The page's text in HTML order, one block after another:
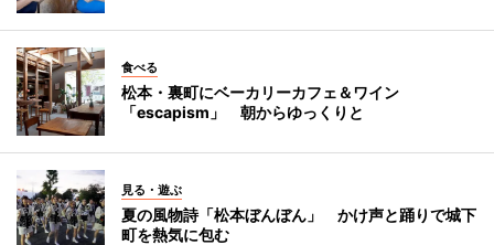
食べる
松本・裏町にベーカリーカフェ＆ワイン
「escapism」 朝からゆっくりと
見る・遊ぶ
夏の風物詩「松本ぼんぼん」 かけ声と踊りで城下
町を熱気に包む